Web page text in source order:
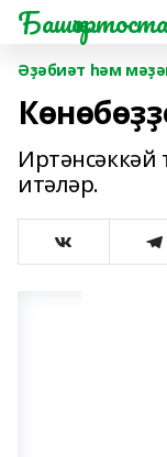
Әҙәбиәт һәм
итәләр.